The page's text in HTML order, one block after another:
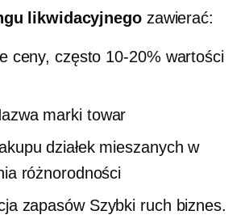
likwidacyjnegozawierać:
ceny, często 10-20% wartości
markitowar
działek mieszanych w
różnorodności
zapasów Szybki ruch biznes.